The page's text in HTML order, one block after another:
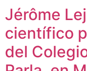
Jérôme
científico
del